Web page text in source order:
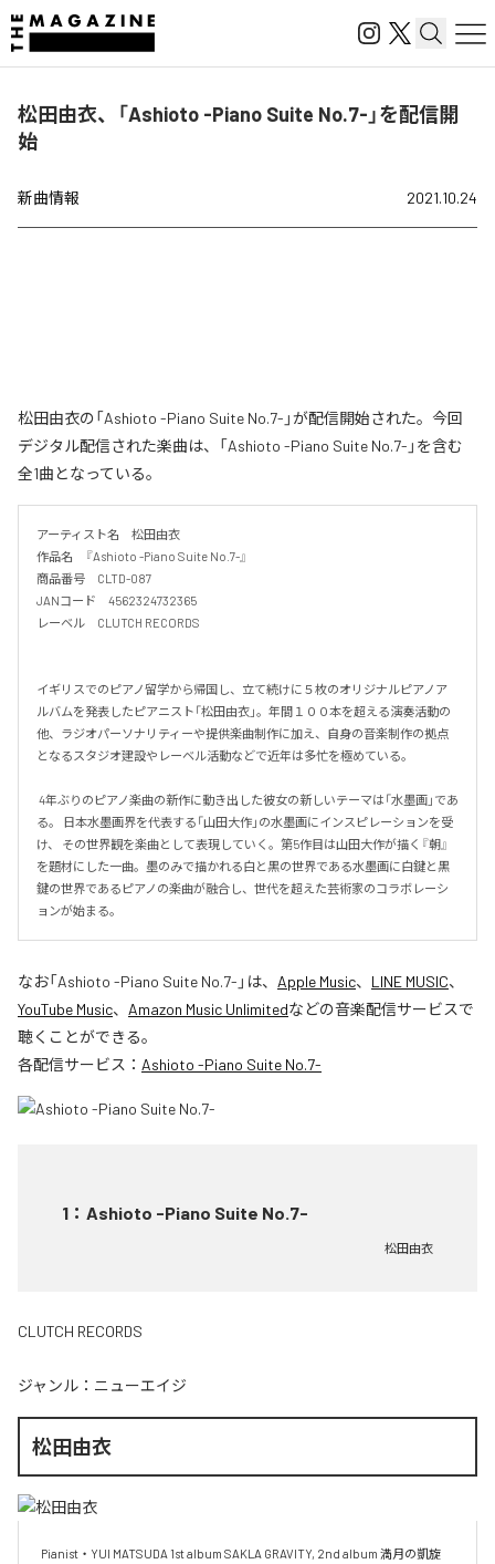
松田由衣、「Ashioto -Piano Suite No.7-」を配信開
始
新曲情報 2021.10.24
松田由衣の「Ashioto -Piano Suite No.7-」が配信開始された。今回
デジタル配信された楽曲は、「Ashioto -Piano Suite No.7-」を含む
全1曲となっている。
アーティスト名　松田由衣
作品名　『Ashioto -Piano Suite No.7-』
商品番号　CLTD-087
JANコード　4562324732365
レーベル　CLUTCH RECORDS
イギリスでのピアノ留学から帰国し、立て続けに５枚のオリジナルピアノア
ルバムを発表したピアニスト「松田由衣」。年間１００本を超える演奏活動の
他、ラジオパーソナリティーや提供楽曲制作に加え、自身の音楽制作の拠点
となるスタジオ建設やレーベル活動などで近年は多忙を極めている。
る。 日本水墨画界を代表する「山田大作」の水墨画にインスピレーションを受
け、 その世界観を楽曲として表現していく。第5作目は山田大作が描く『朝』
を題材にした一曲。墨のみで描かれる白と黒の世界である水墨画に白鍵と黒
鍵の世界であるピアノの楽曲が融合し、世代を超えた芸術家のコラボレーシ
ョンが始まる。
なお「Ashioto -Piano Suite No.7- 」は、 Apple Music、 LINE MUSIC、
YouTube Music、 Amazon Music Unlimitedなどの音楽配信サービスで
聴くことができる。
各配信サービス： Ashioto -Piano Suite No.7-
1 ： Ashioto -Piano Suite No.7-
松田由衣
CLUTCH RECORDS
ジャンル： ニューエイジ
松田由衣
Pianist・YUI MATSUDA 1st album SAKLA GRAVITY, 2nd album 満月の凱旋